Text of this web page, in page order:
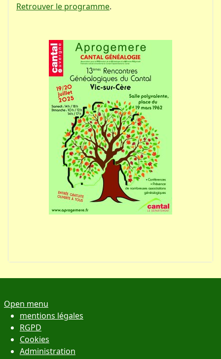
Retrouver le programme.
Open menu
mentions légales
RGPD
Cookies
Administration